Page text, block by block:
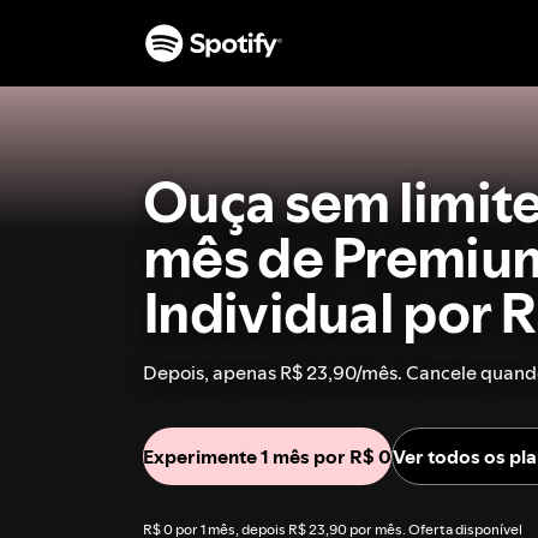
Ouça sem
mês de
Individual por
Depois, apenas R$ 23,90/mês. Cancele
Experimente 1 mês por R$ 0Ver todos os
R$ 0 por 1 mês, depois R$ 23,90 por mês. Oferta disponível